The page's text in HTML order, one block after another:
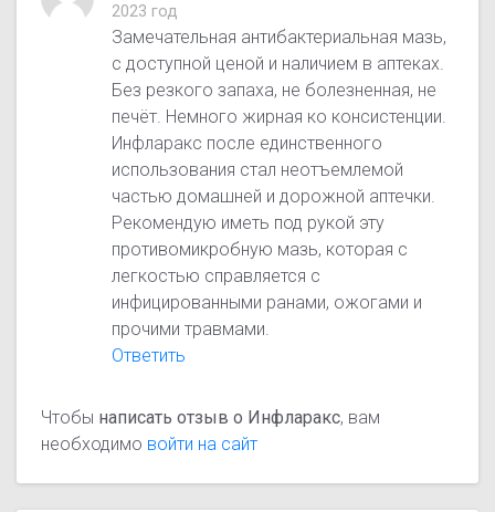
2023 год
Замечательная антибактериальная мазь,
с доступной ценой и наличием в аптеках.
Без резкого запаха, не болезненная, не
печёт. Немного жирная ко консистенции.
Инфларакс после единственного
использования стал неотъемлемой
частью домашней и дорожной аптечки.
Рекомендую иметь под рукой эту
противомикробную мазь, которая с
легкостью справляется с
инфицированными ранами, ожогами и
прочими травмами.
Ответить
Чтобы написать отзыв о Инфларакс, вам
необходимо войти на сайт